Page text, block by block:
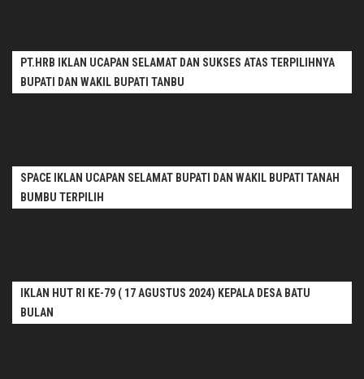
PT.HRB IKLAN UCAPAN SELAMAT DAN SUKSES ATAS TERPILIHNYA
BUPATI DAN WAKIL BUPATI TANBU
SPACE IKLAN UCAPAN SELAMAT BUPATI DAN WAKIL BUPATI TANAH
BUMBU TERPILIH
IKLAN HUT RI KE-79 ( 17 AGUSTUS 2024) KEPALA DESA BATU
BULAN